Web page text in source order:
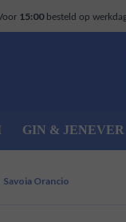
15:00besteld op
GIN & JENEVER
Savoia Orancio